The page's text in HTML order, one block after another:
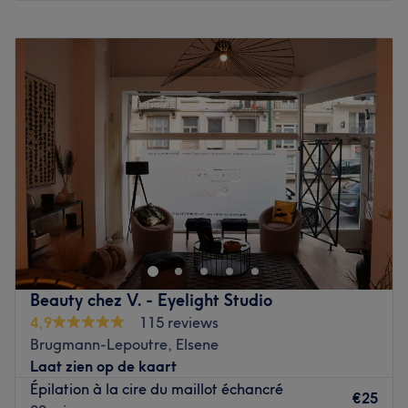
10:00
10:00
Donderdag
10:00
18:30
Vrijdag
10:00 –18:30
Zaterdag
10:00–18:30
Zondag
11:00– 17:00
Art and Look est un coiffeur et salon de beauté à
Bruxelles, sur la chaussée de Vleurgat, qui allie coiffure,
soins beauté et bien-être à la perfection avec une
multitude de services différents: coupes, colorations,
massages, beauté des mains, beauté des pieds... À
peine après avoir poussé les portes de l'établissement,
vous entrez dans une atmosphère cosy avec divan en cuir,
mur en brique... Le petit plus ? il est possible de choisir
des colorations végétales ! Art and Look est situé à
proximité de l'arrêt de tram Vleurgat et à deux pas de
Beauty chez V. - Eyelight Studio
4,9
115 reviews
Brugmann-Lepoutre, Elsene
Laat zien op de kaart
Épilation à la cire du maillot échancré
€25